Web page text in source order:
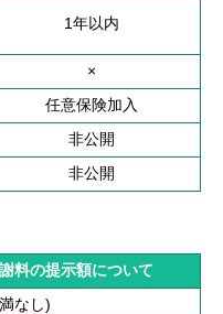
1年以内
×
任意保険加入
非公開
非公開
料の提示額について
なし)